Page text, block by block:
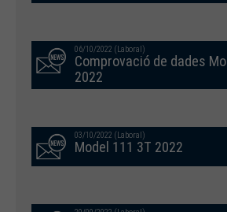
06/10/2022 (Laboral)
Comprovació de dades
2022
03/10/2022 (Laboral)
Model 111 3T 2022